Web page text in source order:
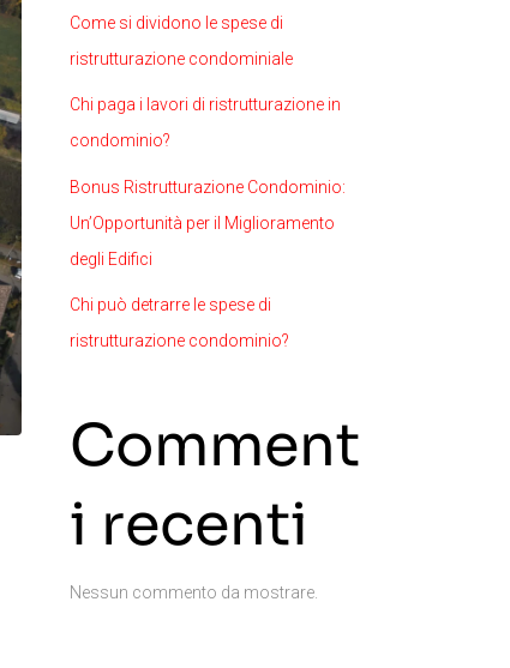
Come si dividono le spese di
ristrutturazione condominiale
Chi paga i lavori di ristrutturazione in
condominio?
Bonus Ristrutturazione Condominio:
Un’Opportunità per il Miglioramento
degli Edifici
Chi può detrarre le spese di
ristrutturazione condominio?
Comment
i recenti
Nessun commento da mostrare.